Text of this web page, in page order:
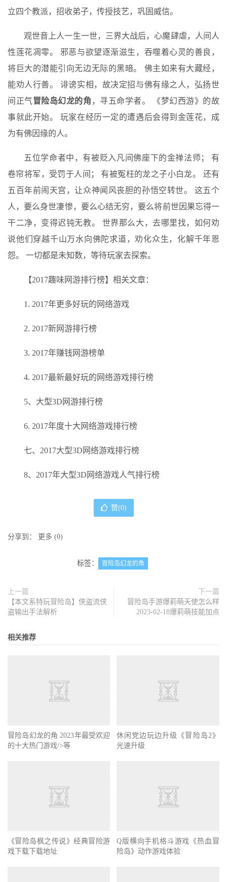
立四个教派，招收弟子，传授技艺，巩固威信。
观世音上人一生一世，三界大战后，心魔肆虐，人间人
性莲花凋零。 邪恶与欲望逐渐滋生，吞噬着心灵的善良，
将巨大的潜能引向无边无际的黑暗。 佛主如来有大藏经，
能劝人行善。 诽谤实相，故决定招与佛有缘之人，弘扬世
间正气 冒险岛幻龙的角 ，寻五命学者。 《梦幻西游》的故
事就此开始。 玩家在经历一定的遭遇后会得到金莲花，成
为有佛因缘的人。
五位学命者中，有被贬入凡间佛座下的金禅法师； 有
卷帘将军，受罚于人间； 有被冤枉的龙之子小白龙。 还有
五百年前闹天宫，让众神闻风丧胆的孙悟空转世。 这五个
人，要么身世凄惨，要么心结无穷，要么将前世因果忘得一
干二净，变得迟钝无教。 世界那么大，去哪里找，如何劝
说他们穿越千山万水向佛陀求道，劝化众生，化解千年恩
怨。 一切都是未知数，等待玩家去探索。
【2017趣味网游排行榜】相关文章：
1. 2017年更多好玩的网络游戏
2. 2017新网游排行榜
3. 2017年赚钱网游榜单
4. 2017最新最好玩的网络游戏排行榜
5、大型3D网游排行榜
6. 2017年度十大网络游戏排行榜
七、2017大型3D网络游戏排行榜
8、2017年大型3D网络游戏人气排行榜
赞(0)
分享到： 更多 (0)
标签： 冒险岛幻龙的角
上一篇
【本文系特玩冒险岛】侠盗流侠
盗输出手法解析
下一篇
冒险岛手游爆莉萌天使怎么样
2023-02-18爆莉萌技能加点
相关推荐
冒险岛幻龙的角 2023年最受欢迎
的十大热门游戏/>等
休闲党边玩边升级《冒险岛2》
光速升级
《冒险岛枫之传说》经典冒险游
戏下载下载地址
Q版横向手机格斗游戏《热血冒
险岛》动作游戏体验